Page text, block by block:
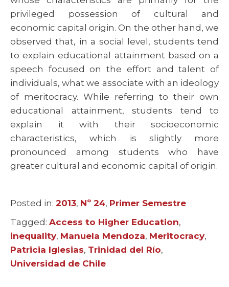
privileged possession of cultural and
economic capital origin. On the other hand, we
observed that, in a social level, students tend
to explain educational attainment based on a
speech focused on the effort and talent of
individuals, what we associate with an ideology
of meritocracy. While referring to their own
educational attainment, students tend to
explain it with their socioeconomic
characteristics, which is slightly more
pronounced among students who have
greater cultural and economic capital of origin.
Posted in: Categories
2013, Nº 24, Primer Semestre
Tagged: Tags
Access to Higher Education,
inequality, Manuela Mendoza, Meritocracy,
Patricia Iglesias, Trinidad del Río,
Universidad de Chile